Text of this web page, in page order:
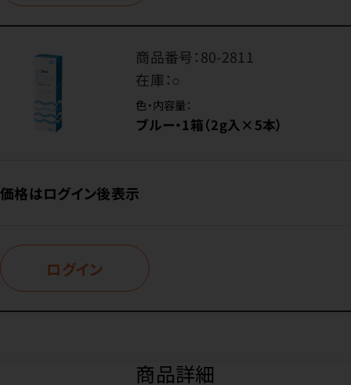
商品番号：80-2811
在庫：○
色・内容量：
ブルー・1箱（2g入×5本）
価格はログイン後表示
ログイン
商品詳細